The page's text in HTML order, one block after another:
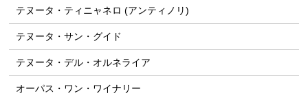
テヌータ・ティニャネロ (アンティノリ)
テヌータ・サン・グイド
テヌータ・デル・オルネライア
オーパス・ワン・ワイナリー